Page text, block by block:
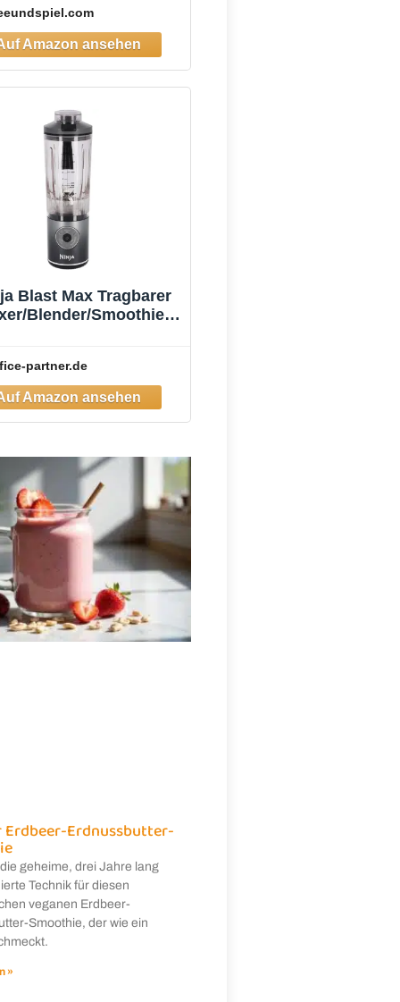
Blast Max Tragbarer
Blender/Smoothie
partner.de
Erdbeer-Erdnussbutter-
geheime, drei Jahre lang
Technik für diesen
veganen Erdbeer-
Smoothie, der wie ein
»